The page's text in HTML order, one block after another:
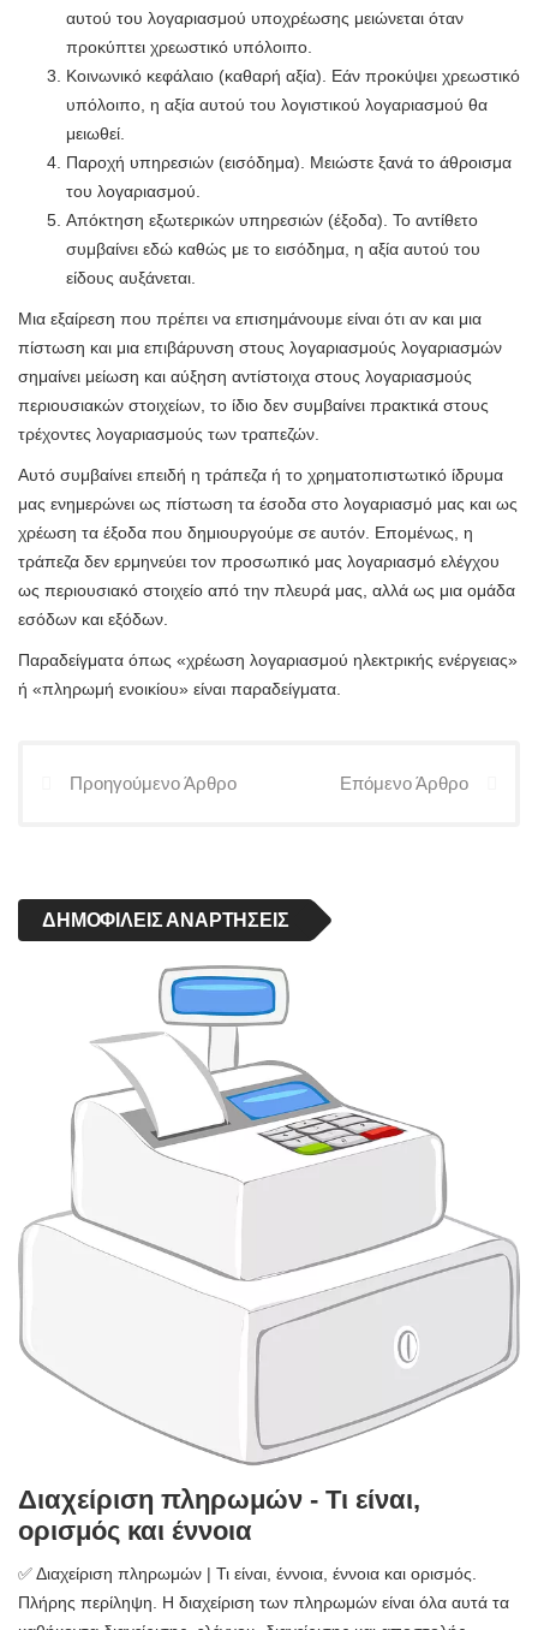
αυτού του λογαριασμού υποχρέωσης μειώνεται όταν
προκύπτει χρεωστικό υπόλοιπο.
Κοινωνικό κεφάλαιο (καθαρή αξία). Εάν προκύψει χρεωστικό
υπόλοιπο, η αξία αυτού του λογιστικού λογαριασμού θα
μειωθεί.
Παροχή υπηρεσιών (εισόδημα). Μειώστε ξανά το άθροισμα
του λογαριασμού.
Απόκτηση εξωτερικών υπηρεσιών (έξοδα). Το αντίθετο
συμβαίνει εδώ καθώς με το εισόδημα, η αξία αυτού του
είδους αυξάνεται.
Μια εξαίρεση που πρέπει να επισημάνουμε είναι ότι αν και μια
πίστωση και μια επιβάρυνση στους λογαριασμούς λογαριασμών
σημαίνει μείωση και αύξηση αντίστοιχα στους λογαριασμούς
περιουσιακών στοιχείων, το ίδιο δεν συμβαίνει πρακτικά στους
τρέχοντες λογαριασμούς των τραπεζών.
Αυτό συμβαίνει επειδή η τράπεζα ή το χρηματοπιστωτικό ίδρυμα
μας ενημερώνει ως πίστωση τα έσοδα στο λογαριασμό μας και ως
χρέωση τα έξοδα που δημιουργούμε σε αυτόν. Επομένως, η
τράπεζα δεν ερμηνεύει τον προσωπικό μας λογαριασμό ελέγχου
ως περιουσιακό στοιχείο από την πλευρά μας, αλλά ως μια ομάδα
εσόδων και εξόδων.
Παραδείγματα όπως «χρέωση λογαριασμού ηλεκτρικής ενέργειας»
ή «πληρωμή ενοικίου» είναι παραδείγματα.
Προηγούμενο Άρθρο Επόμενο Άρθρο
ΔΗΜΟΦΙΛΕΊΣ ΑΝΑΡΤΉΣΕΙΣ
Διαχείριση πληρωμών - Τι είναι,
ορισμός και έννοια
✅ Διαχείριση πληρωμών | Τι είναι, έννοια, έννοια και ορισμός.
Πλήρης περίληψη. Η διαχείριση των πληρωμών είναι όλα αυτά τα